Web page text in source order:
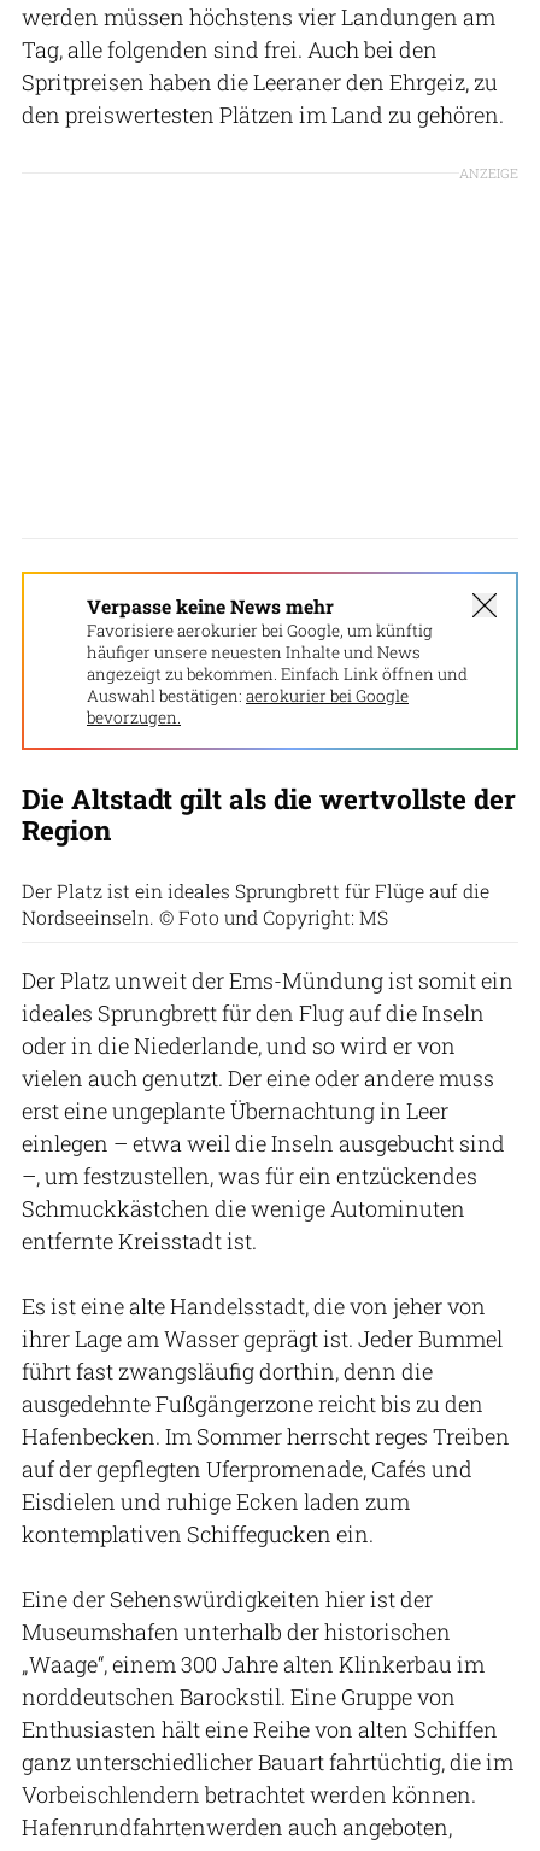
werden müssen höchstens vier Landungen am
Tag, alle folgenden sind frei. Auch bei den
Spritpreisen haben die Leeraner den Ehrgeiz, zu
den preiswertesten Plätzen im Land zu gehören.
ANZEIGE
Verpasse keine News mehr
Favorisiere aerokurier bei Google, um künftig
häufiger unsere neuesten Inhalte und News
angezeigt zu bekommen. Einfach Link öffnen und
Auswahl bestätigen: aerokurier bei Google
bevorzugen.
Die Altstadt gilt als die wertvollste der
Region
Der Platz ist ein ideales Sprungbrett für Flüge auf die
Nordseeinseln. © Foto und Copyright: MS
Der Platz unweit der Ems-Mündung ist somit ein
ideales Sprungbrett für den Flug auf die Inseln
oder in die Niederlande, und so wird er von
vielen auch genutzt. Der eine oder andere muss
erst eine ungeplante Übernachtung in Leer
einlegen – etwa weil die Inseln ausgebucht sind
–, um festzustellen, was für ein entzückendes
Schmuckkästchen die wenige Autominuten
entfernte Kreisstadt ist.
Es ist eine alte Handelsstadt, die von jeher von
ihrer Lage am Wasser geprägt ist. Jeder Bummel
führt fast zwangsläufig dorthin, denn die
ausgedehnte Fußgängerzone reicht bis zu den
Hafenbecken. Im Sommer herrscht reges Treiben
auf der gepflegten Uferpromenade, Cafés und
Eisdielen und ruhige Ecken laden zum
kontemplativen Schiffegucken ein.
Eine der Sehenswürdigkeiten hier ist der
Museumshafen unterhalb der historischen
„Waage“, einem 300 Jahre alten Klinkerbau im
norddeutschen Barockstil. Eine Gruppe von
Enthusiasten hält eine Reihe von alten Schiffen
ganz unterschiedlicher Bauart fahrtüchtig, die im
Vorbeischlendern betrachtet werden können.
Hafenrundfahrtenwerden auch angeboten,